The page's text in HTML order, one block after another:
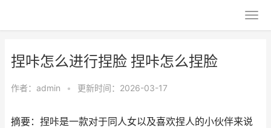
捏咔怎么进行捏脸 捏咔怎么捏脸
作者： admin • 更新时间：2026-03-17
摘要：捏咔是一款对于同人女以及喜欢捏人的小伙伴来说